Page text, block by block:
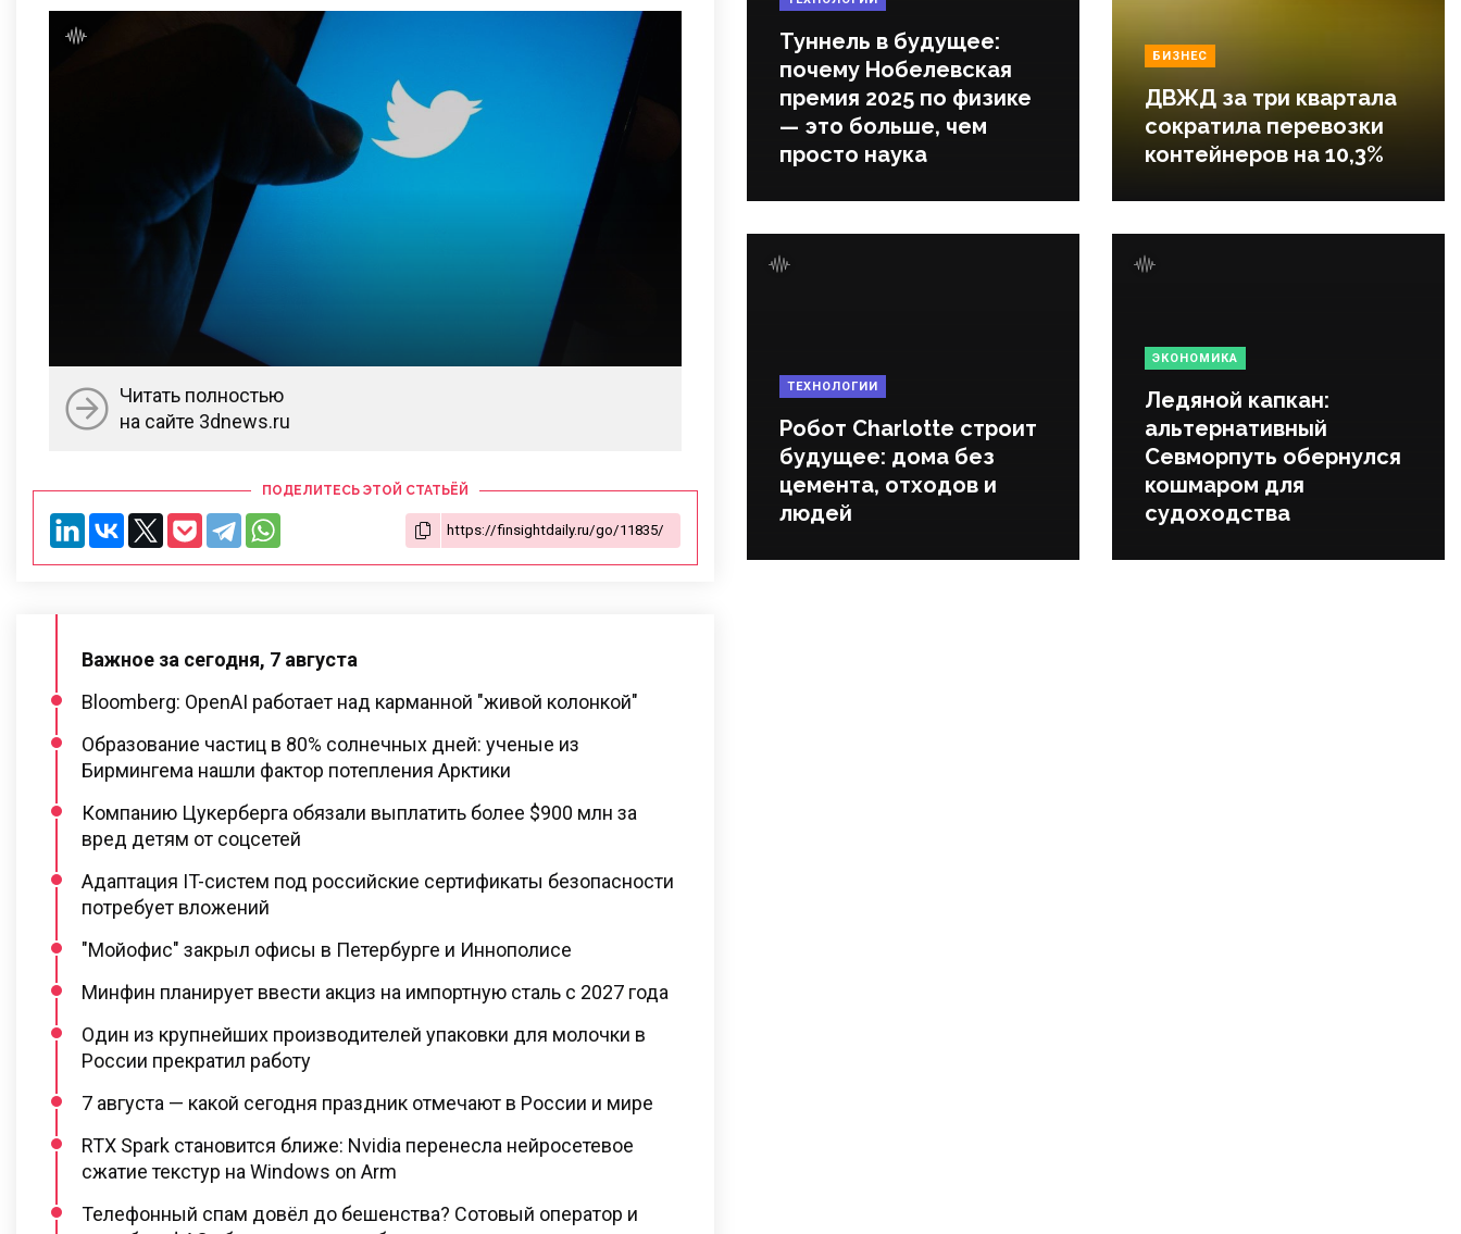
Читать полностью
на сайте 3dnews.ru
ПОДЕЛИТЕСЬ ЭТОЙ СТАТЬЁЙ
Важное за сегодня, 7 августа
Bloomberg: OpenAI работает над карманной "живой колонкой"
Образование частиц в 80% солнечных дней: ученые из
Бирмингема нашли фактор потепления Арктики
Компанию Цукерберга обязали выплатить более $900 млн за
вред детям от соцсетей
Адаптация IT-систем под российские сертификаты безопасности
потребует вложений
"Мойофис" закрыл офисы в Петербурге и Иннополисе
Минфин планирует ввести акциз на импортную сталь с 2027 года
Один из крупнейших производителей упаковки для молочки в
России прекратил работу
7 августа — какой сегодня праздник отмечают в России и мире
RTX Spark становится ближе: Nvidia перенесла нейросетевое
сжатие текстур на Windows on Arm
Телефонный спам довёл до бешенства? Сотовый оператор и
Туннель в будущее:
почему Нобелевская
премия 2025 по физике
— это больше, чем
просто наука
БИЗНЕС
ДВЖД за три квартала
сократила перевозки
контейнеров на 10,3%
ТЕХНОЛОГИИ
Робот Charlotte строит
будущее: дома без
цемента, отходов и
людей
ЭКОНОМИКА
Ледяной капкан:
альтернативный
Севморпуть обернулся
кошмаром для
судоходства